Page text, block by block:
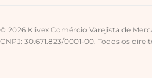
© 2026 Klivex Comércio Varejista de
CNPJ: 30.671.823/0001-00. Todos os